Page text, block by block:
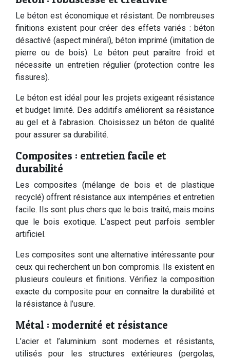
Le béton est économique et résistant. De nombreuses
finitions existent pour créer des effets variés : béton
désactivé (aspect minéral), béton imprimé (imitation de
pierre ou de bois). Le béton peut paraître froid et
nécessite un entretien régulier (protection contre les
fissures).
Le béton est idéal pour les projets exigeant résistance
et budget limité. Des additifs améliorent sa résistance
au gel et à l’abrasion. Choisissez un béton de qualité
pour assurer sa durabilité.
Composites : entretien facile et
durabilité
Les composites (mélange de bois et de plastique
recyclé) offrent résistance aux intempéries et entretien
facile. Ils sont plus chers que le bois traité, mais moins
que le bois exotique. L’aspect peut parfois sembler
artificiel.
Les composites sont une alternative intéressante pour
ceux qui recherchent un bon compromis. Ils existent en
plusieurs couleurs et finitions. Vérifiez la composition
exacte du composite pour en connaître la durabilité et
la résistance à l’usure.
Métal : modernité et résistance
L’acier et l’aluminium sont modernes et résistants,
utilisés pour les structures extérieures (pergolas,